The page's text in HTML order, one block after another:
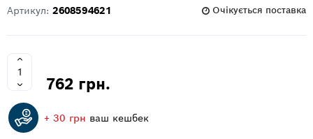
Артикул: 2608594621 Очікується поставка
762 грн.
+ 30 грн ваш кешбек